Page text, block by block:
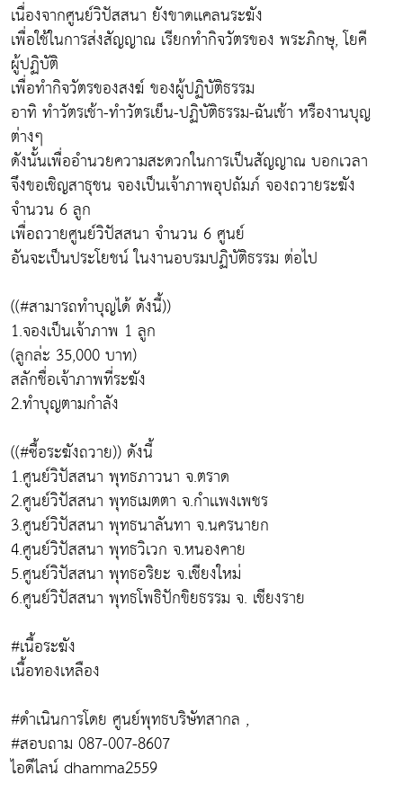
เนื่องจากศูนย์วิปัสสนา ยังขาดเเคลนระฆัง
เพื่อใช้ในการส่งสัญญาณ เรียกทำกิจวัตรของ พระภิกษุ, โยคี
ผู้ปฏิบัติ
เพื่อทำกิจวัตรของสงฆ์ ของผู้ปฏิบัติธรรม
อาทิ ทำวัตรเช้า-ทำวัตรเย็น-ปฏิบัติธรรม-ฉันเช้า หรืองานบุญ
ต่างๆ
ดังนั้นเพื่ออำนวยความสะดวกในการเป็นสัญญาณ บอกเวลา
จึงขอเชิญสาธุชน จองเป็นเจ้าภาพอุปถัมภ์ จองถวายระฆัง
จำนวน 6 ลูก
เพื่อถวายศูนย์วิปัสสนา จำนวน 6 ศูนย์
อันจะเป็นประโยชน์ ในงานอบรมปฏิบัติธรรม ต่อไป
((#สามารถทำบุญได้ ดังนี้))
1.จองเป็นเจ้าภาพ 1 ลูก
(ลูกล่ะ 35,000 บาท)
สลักชื่อเจ้าภาพที่ระฆัง
2.ทำบุญตามกำลัง
((#ซื้อระฆังถวาย)) ดังนี้
1.ศูนย์วิปัสสนา พุทธภาวนา จ.ตราด
2.ศูนย์วิปัสสนา พุทธเมตตา จ.กำเเพงเพชร
3.ศูนย์วิปัสสนา พุทธนาลันทา จ.นครนายก
4.ศูนย์วิปัสสนา พุทธวิเวก จ.หนองคาย
5.ศูนย์วิปัสสนา พุทธอริยะ จ.เชียงใหม่
6.ศูนย์วิปัสสนา พุทธโพธิปักขิยธรรม จ. เชียงราย
#เนื้อระฆัง
เนื้อทองเหลือง
#ดำเนินการโดย ศูนย์พุทธบริษัทสากล ,
#สอบถาม 087-007-8607
ไอดีไลน์ dhamma2559